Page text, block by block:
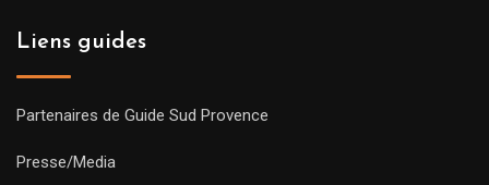
Liens guides
Partenaires de Guide Sud Provence
Presse/Media